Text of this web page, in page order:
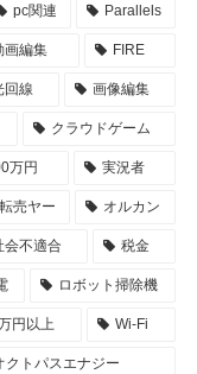
pc関連 Parallels
画編集 FIRE
回線 画像編集
クラウドゲーム
万円 実況者
転売ヤー オルカン
会不適合 税金
ロボット掃除機
円以上 Wi-Fi
クトパスエナジー